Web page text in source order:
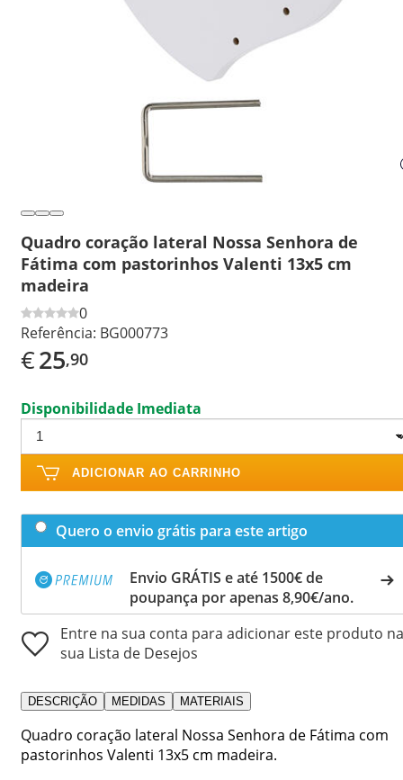
Quadro coração lateral Nossa Senhora de
Fátima com pastorinhos Valenti 13x5 cm
madeira
0
Referência: BG000773
€25,90
Disponibilidade Imediata
ADICIONAR AO CARRINHO
Quero o envio grátis para este artigo
Envio GRÁTIS e até 1500€ de
poupança por apenas 8,90€/ano.
Entre na sua conta para adicionar este produto na
sua Lista de Desejos
DESCRIÇÃO MEDIDAS MATERIAIS
Quadro coração lateral Nossa Senhora de Fátima com
pastorinhos Valenti 13x5 cm madeira.